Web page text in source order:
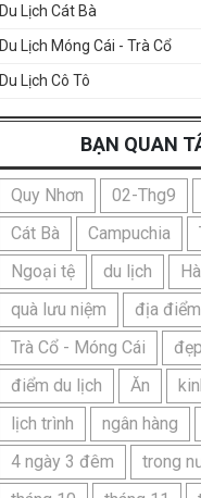
Du Lịch Cát Bà
Du Lịch Móng Cái - Trà Cổ
Du Lịch Cô Tô
BẠN QUAN
Quy Nhơn 02-Thg9
Cát Bà
Campuchia
Ngoại tệ
du lịch
quà lưu niệm
địa
Trà Cổ - Móng Cái
đẹp
điểm du lịch
Ăn
lịch trình
ngân hàng
4 ngày 3 đêm
trong